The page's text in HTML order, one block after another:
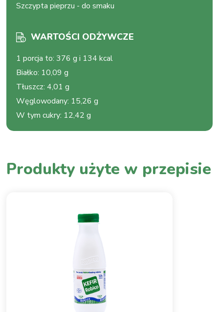
Szczypta pieprzu -do smaku
WARTOŚCI ODŻYWCZE
1 porcja to:376 g i 134 kcal
Białko: 10,09 g
Tłuszcz:4,01 g
Węglowodany: 15,26 g
W tym cukry: 12,42 g
Produkty użyte w przepisie